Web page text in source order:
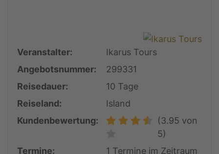
Veranstalter:
Ikarus Tours
Angebotsnummer:
299331
Reisedauer:
10 Tage
Reiseland:
Island
Kundenbewertung:
(3.95 von
5)
Termine:
1 Termine im Zeitraum